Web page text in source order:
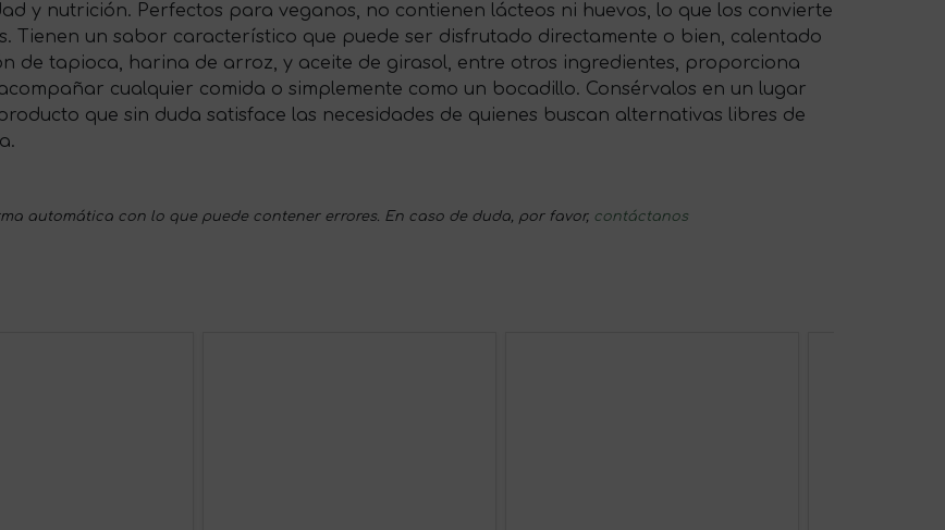
y nutrición. Perfectos para veganos, no contienen lácteos ni huevos, lo que los convierte
Tienen un sabor característico que puede ser disfrutado directamente o bien, calentado
de tapioca, harina de arroz, y aceite de girasol, entre otros ingredientes, proporciona
cualquier comida o simplemente como un bocadillo. Consérvalos en un lugar
que sin duda satisface las necesidades de quienes buscan alternativas libres de
automática con lo que puede contener errores. En caso de duda, por favor, contáctanos